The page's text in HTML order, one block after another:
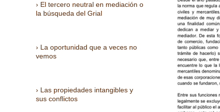
El tercero neutral en mediación o
la búsqueda del Grial
La oportunidad que a veces no
vemos
Las propiedades intangibles y
sus conflictos